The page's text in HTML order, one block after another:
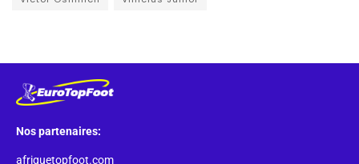
Nos partenaires:
afriquetopfoot.com